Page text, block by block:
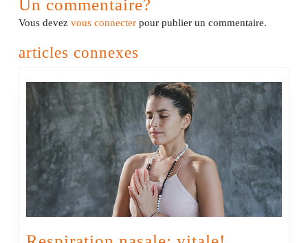
Un commentaire?
Vous devez vous connecter pour publier un commentaire.
articles connexes